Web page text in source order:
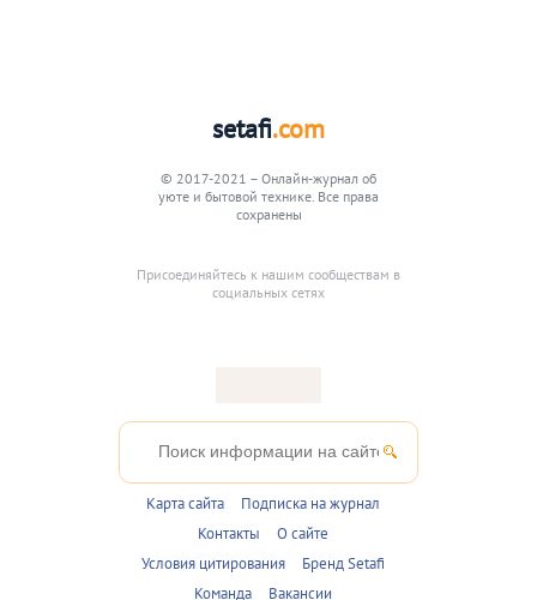
setafi.com
© 2017-2021 – Онлайн-журнал об
уюте и бытовой технике. Все права
сохранены
Присоединяйтесь к нашим сообществам в
социальных сетях
Карта сайта
Подписка на журнал
Контакты
О сайте
Условия цитирования
Бренд Setafi
Команда
Вакансии